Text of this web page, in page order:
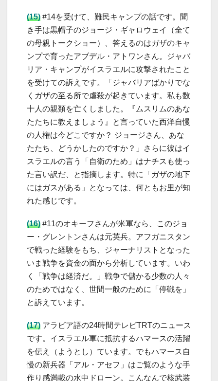
(15) #14を受けて、難民キャンプの話です。聞
き手は黒帽子のジョージ・ギャロウェイ（全て
の母親トークショー）、答えるのはガザのキャ
ンプで育ったアブデル・アトワンさん。ジャバ
リア・キャンプがイスラエルに攻撃されたこと
を受けての訴えです。「ジャバリアばかりでな
くガザの至る所で虐殺が起きています。私も数
十人の親類を亡くしました。『ムスリムのあな
たたちに教えましょう』と言っていた西洋自慢
の人権は今どこですか？ ジョージさん、あな
たたち、どうかしたのですか？」さらに彼はイ
スラエルの言う「自衛のため」はナチスも使っ
た言い訳だ、と指摘します。特に「ガザの地下
にはガスがある」となっては、何ともお里が知
れた感じです。
(16) #11のオキーフさんが米軍なら、このジョ
ー・グレントンさんは元英兵。アフガニスタン
で戦った経験をもち、ジャーナリストとなった
いま戦争を資金の面から分析しています。いわ
く「戦争は経済だ。」戦争で儲かる少数の人々
のためではなく、世間一般のために「停戦を」
と訴えています。
(17) アラビア語の24時間テレビTRTのニュース
です。イスラエル軍に抵抗するハマースの活躍
を伝え（ようとし）ています。でもハマース自
慢の新兵器「アル・アセフ」はご覧のような手
作り感満載の水中ドローン。こんなんで核武装